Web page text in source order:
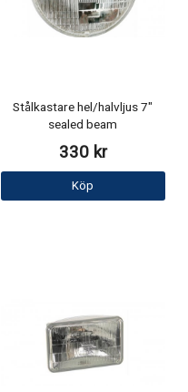
Stålkastare hel/halvljus 7"
sealed beam
330 kr
Köp